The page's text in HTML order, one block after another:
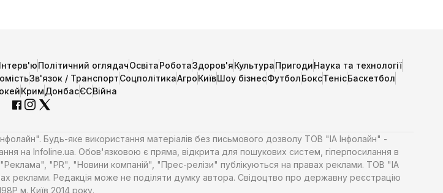
Інтерв'юПолітичний оглядачОсвітаРоботаЗдоров'яКультураПригодиНаука та технології
Зв'язок / ТранспортСоцполітикаАгроКиївШоу бізнесФутболБоксТенісБаскетбол
КримДонбасЄСВійна
Будь-яке використання матеріалів без письмового дозволу ТОВ "ІА Інфолайн" -
на Infoline.ua. Обов'язковою є пряма, відкрита для пошукових систем, гіперпосилання в
"PR", "Новини компаній", "Прес-релізи" публікуються на правах реклами. ТОВ "ІА
реклами. Редакція може не поділяти думку автора. Свідоцтво про державну реєстрацію
м. Київ 2014 року.